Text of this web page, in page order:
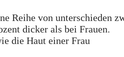
Reihe von unterschieden
dicker als bei Frauen.
die Haut einer Frau